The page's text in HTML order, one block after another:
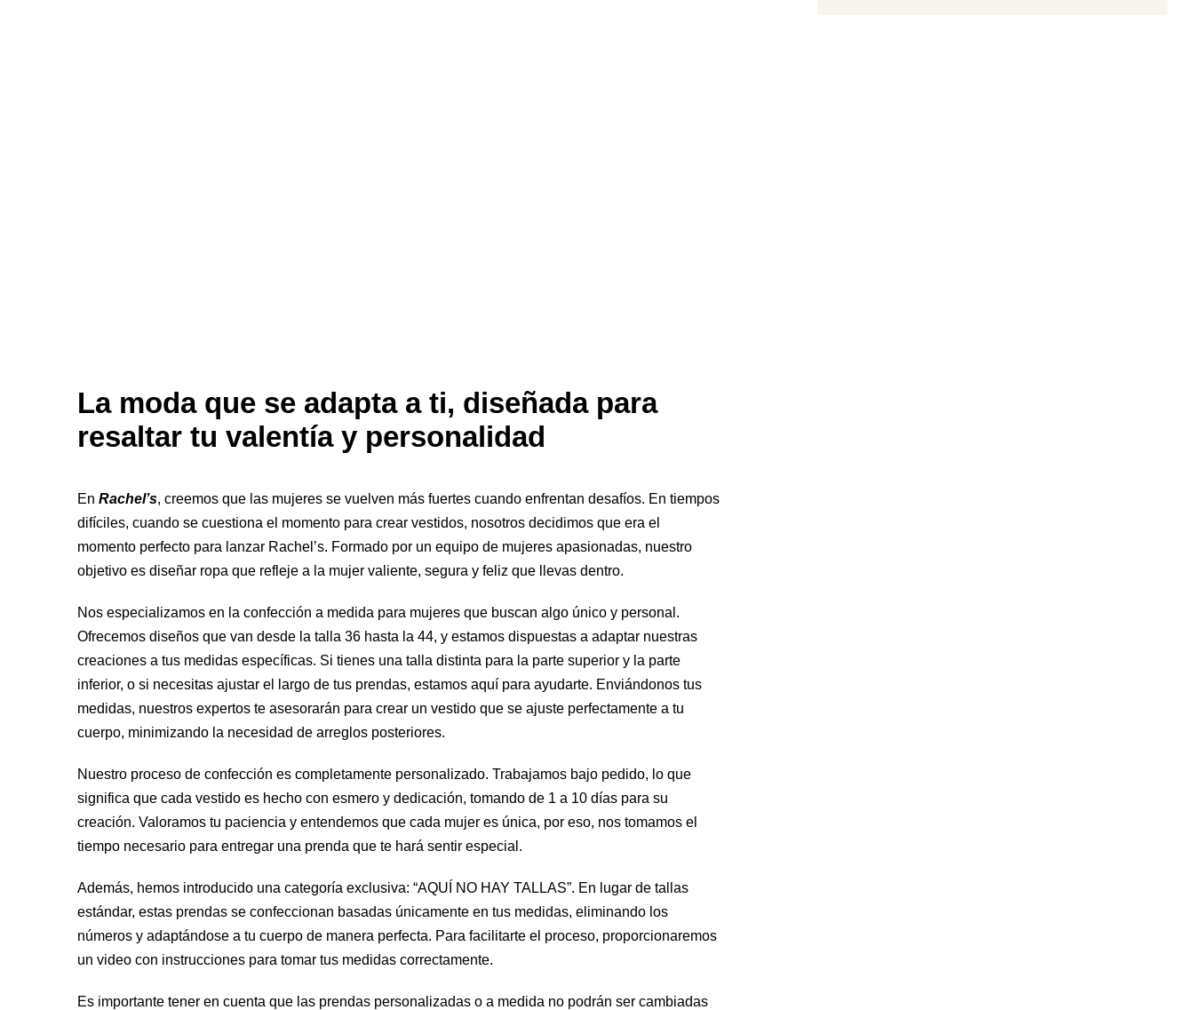
La moda que se adapta a ti, diseñada para
resaltar tu valentía y personalidad
En Rachel’s, creemos que las mujeres se vuelven más fuertes cuando enfrentan desafíos. En tiempos
difíciles, cuando se cuestiona el momento para crear vestidos, nosotros decidimos que era el
momento perfecto para lanzar Rachel’s. Formado por un equipo de mujeres apasionadas, nuestro
objetivo es diseñar ropa que refleje a la mujer valiente, segura y feliz que llevas dentro.
Nos especializamos en la confección a medida para mujeres que buscan algo único y personal.
Ofrecemos diseños que van desde la talla 36 hasta la 44, y estamos dispuestas a adaptar nuestras
creaciones a tus medidas específicas. Si tienes una talla distinta para la parte superior y la parte
inferior, o si necesitas ajustar el largo de tus prendas, estamos aquí para ayudarte. Enviándonos tus
medidas, nuestros expertos te asesorarán para crear un vestido que se ajuste perfectamente a tu
cuerpo, minimizando la necesidad de arreglos posteriores.
Nuestro proceso de confección es completamente personalizado. Trabajamos bajo pedido, lo que
significa que cada vestido es hecho con esmero y dedicación, tomando de 1 a 10 días para su
creación. Valoramos tu paciencia y entendemos que cada mujer es única, por eso, nos tomamos el
tiempo necesario para entregar una prenda que te hará sentir especial.
Además, hemos introducido una categoría exclusiva: “AQUÍ NO HAY TALLAS”. En lugar de tallas
estándar, estas prendas se confeccionan basadas únicamente en tus medidas, eliminando los
números y adaptándose a tu cuerpo de manera perfecta. Para facilitarte el proceso, proporcionaremos
un video con instrucciones para tomar tus medidas correctamente.
Es importante tener en cuenta que las prendas personalizadas o a medida no podrán ser cambiadas